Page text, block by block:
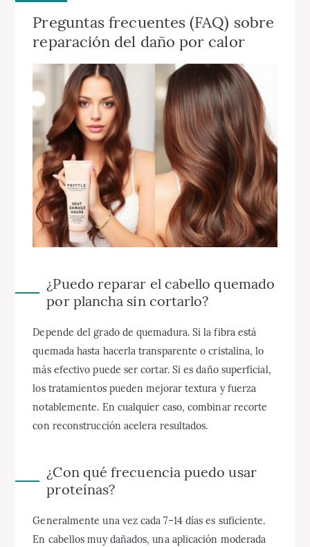
Preguntas frecuentes (FAQ) sobre
reparación del daño por calor
¿Puedo reparar el cabello quemado
por plancha sin cortarlo?
Depende del grado de quemadura. Si la fibra está
quemada hasta hacerla transparente o cristalina, lo
más efectivo puede ser cortar. Si es daño superficial,
los tratamientos pueden mejorar textura y fuerza
notablemente. En cualquier caso, combinar recorte
con reconstrucción acelera resultados.
¿Con qué frecuencia puedo usar
proteínas?
Generalmente una vez cada 7–14 días es suficiente.
En cabellos muy dañados, una aplicación moderada